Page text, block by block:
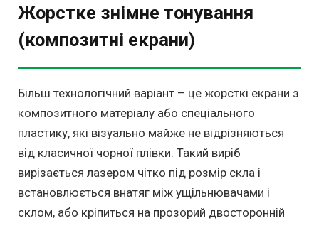
Жорстке знімне тонування
(композитні екрани)
Більш технологічний варіант – це жорсткі екрани з
композитного матеріалу або спеціального
пластику, які візуально майже не відрізняються
від класичної чорної плівки. Такий виріб
вирізається лазером чітко під розмір скла і
встановлюється внатяг між ущільнювачами і
склом, або кріпиться на прозорий двосторонній